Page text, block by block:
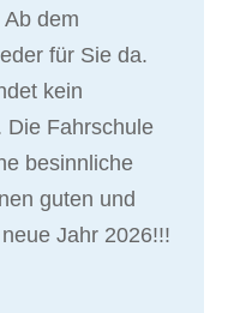
dem
für Sie da.
kein
Die Fahrschule
besinnliche
guten und
Jahr 2026!!!